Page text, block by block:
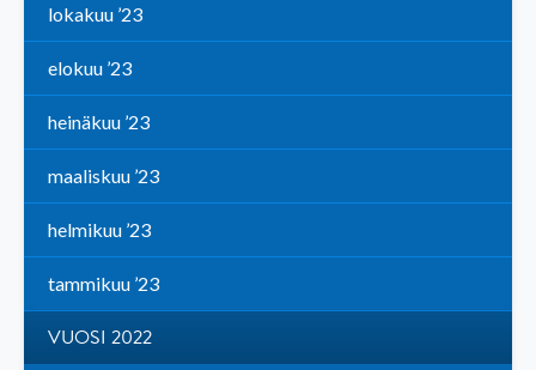
lokakuu ’23
elokuu ’23
heinäkuu ’23
maaliskuu ’23
helmikuu ’23
tammikuu ’23
VUOSI 2022